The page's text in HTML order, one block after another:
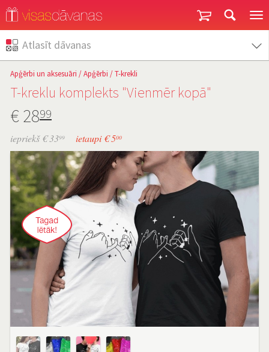
Atlasīt dāvanas
Apģērbi un aksesuāri /Apģērbi /T-krekli
T-kreklu komplekts "Vienmēr kopā"
€2899
iepriekš € 3399 ietaupi € 500